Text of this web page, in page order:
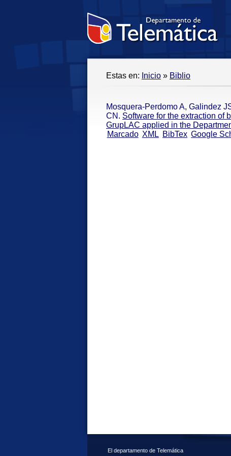
Estas en: Inicio » Biblio
Mosquera-Perdomo A, Galindez
CN . Software for the extraction of
GrupLAC applied in the
Marcado XML BibTex Google
El departamento de Telemática